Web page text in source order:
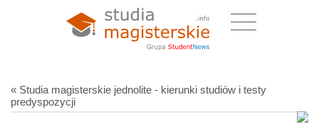
« Studia magisterskie jednolite - kierunki studiów i testy
predyspozycji